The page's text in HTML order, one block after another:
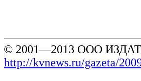
© 2001—2013 ООО
http://kvnews.ru/gazeta/